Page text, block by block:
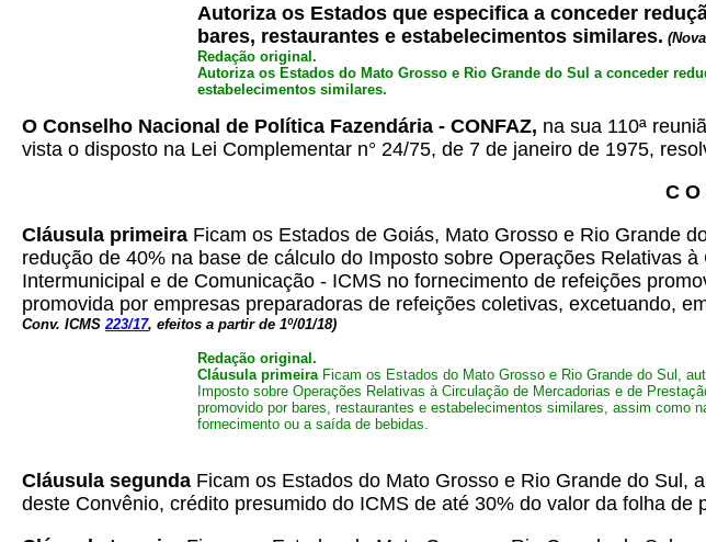
Autoriza os Estados que especifica a conceder
bares, restaurantes e estabelecimentos similares.
Redação original.
Autoriza os Estados do Mato Grosso e Rio Grande do Sul a conceder
estabelecimentos similares.
O Conselho Nacional de Política Fazendária - CONFAZ, na sua 110ª
vista o disposto na Lei Complementar n° 24/75, de 7 de janeiro de 1975,
C O
Cláusula primeira Ficam os Estados de Goiás, Mato Grosso e Rio Grande
redução de 40% na base de cálculo do Imposto sobre Operações Relativas
Intermunicipal e de Comunicação - ICMS no fornecimento de refeições
promovida por empresas preparadoras de refeições coletivas, excetuando,
Conv. ICMS223/17, efeitos a partir de 1º/01/18)
Redação original.
Cláusula primeira Ficam os Estados do Mato Grosso e Rio Grande do Sul,
Imposto sobre Operações Relativas à Circulação de Mercadorias e de
promovido por bares, restaurantes e estabelecimentos similares, assim como
fornecimento ou a saída de bebidas.
Cláusula segunda Ficam os Estados do Mato Grosso e Rio Grande do Sul,
deste Convênio, crédito presumido do ICMS de até 30% do valor da folha